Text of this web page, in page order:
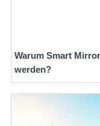
Warum Smart
werden?